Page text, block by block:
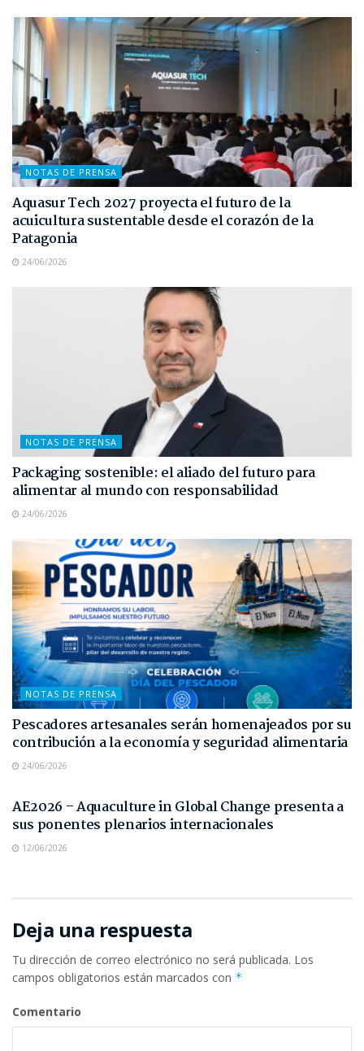
NOTAS DE PRENSA
Aquasur Tech 2027 proyecta el futuro de la
acuicultura sustentable desde el corazón de la
Patagonia
24/06/2026
NOTAS DE PRENSA
Packaging sostenible: el aliado del futuro para
alimentar al mundo con responsabilidad
24/06/2026
NOTAS DE PRENSA
Pescadores artesanales serán homenajeados por su
contribución a la economía y seguridad alimentaria
24/06/2026
AE2026 – Aquaculture in Global Change presenta a
sus ponentes plenarios internacionales
12/06/2026
Deja una respuesta
Tu dirección de correo electrónico no será publicada. Los
campos obligatorios están marcados con *
Comentario